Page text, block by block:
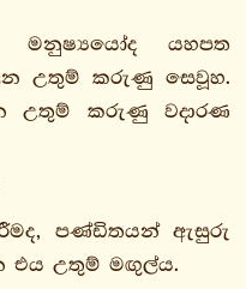
මනුෂ්‍යයෝද යහපත
උතුම් කරුණු සෙවූහ.
උතුම් කරුණු වදාරණ
පණ්ඩිතයන් ඇසුරු
එය උතුම් මඟුල්ය.